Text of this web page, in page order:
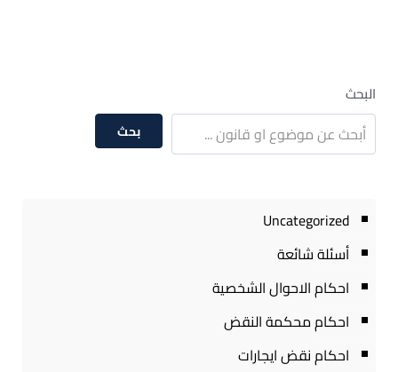
البحث
بحث
Uncategorized
أسئلة شائعة
احكام الاحوال الشخصية
احكام محكمة النقض
احكام نقض ايجارات